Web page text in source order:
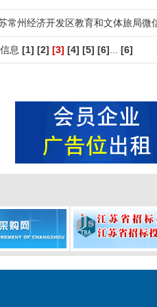
常州经济开发区教育和文体旅局
息 [1] [2] [3] [4] [5] [6] [6]